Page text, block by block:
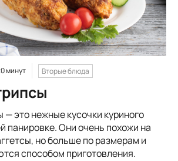
минут Вторые блюда
— это нежные кусочки куриного
панировке. Они очень похожи на
но больше по размерам и
способом приготовления.